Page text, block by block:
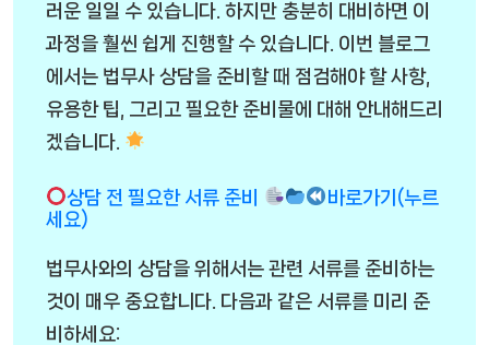
러운 일일 수 있습니다. 하지만 충분히 대비하면 이
과정을 훨씬 쉽게 진행할 수 있습니다. 이번 블로그
에서는 법무사 상담을 준비할 때 점검해야 할 사항,
유용한 팁, 그리고 필요한 준비물에 대해 안내해드리
겠습니다.
상담 전 필요한 서류 준비
바로가기(누르
세요)
법무사와의 상담을 위해서는 관련 서류를 준비하는
것이 매우 중요합니다. 다음과 같은 서류를 미리 준
비하세요: